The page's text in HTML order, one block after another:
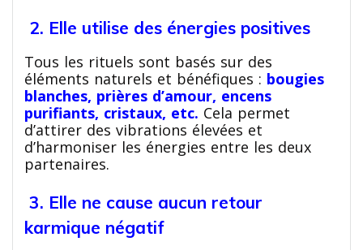
2. Elle utilise des énergies positives
Tous les rituels sont basés sur des
éléments naturels et bénéfiques : bougies
blanches, prières d’amour, encens
purifiants, cristaux, etc. Cela permet
d’attirer des vibrations élevées et
d’harmoniser les énergies entre les deux
partenaires.
3. Elle ne cause aucun retour
karmique négatif